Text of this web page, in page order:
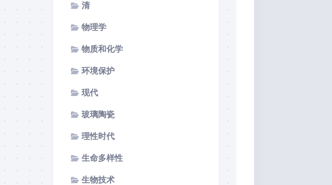
清
物理学
物质和化学
环境保护
现代
玻璃陶瓷
理性时代
生命多样性
生物技术